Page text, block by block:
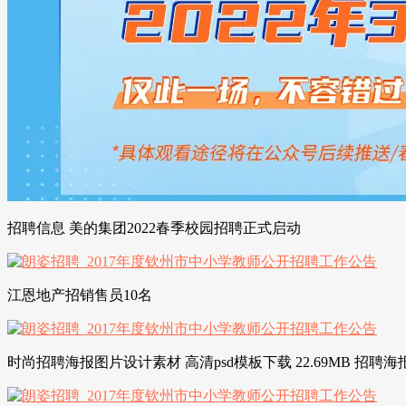
招聘信息 美的集团2022春季校园招聘正式启动
江恩地产招销售员10名
时尚招聘海报图片设计素材 高清psd模板下载 22.69MB 招聘海